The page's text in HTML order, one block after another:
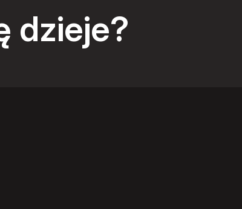
dzieje?